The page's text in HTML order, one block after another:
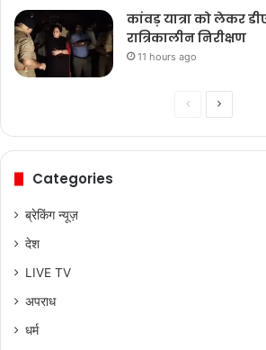
कांवड़ यात्रा को लेकर
रात्रिकालीन निरीक्षण
11 hours ago
PreviousNext
Categories
ब्रेकिंग न्यूज़
देश
LIVE TV
अपराध
धर्म